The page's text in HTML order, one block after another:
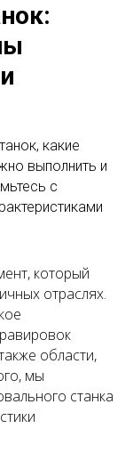
какие
выполнить и
с
который
отраслях.
области,
мы
станка